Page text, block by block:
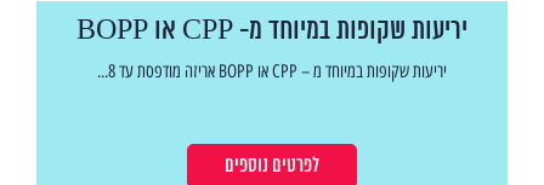
יריעות שקופות במיוחד מ- CPP או BOPP
יריעות שקופות במיוחד מ – CPP או BOPP אריזה מודפסת עד 8...
לפרטים נוספים